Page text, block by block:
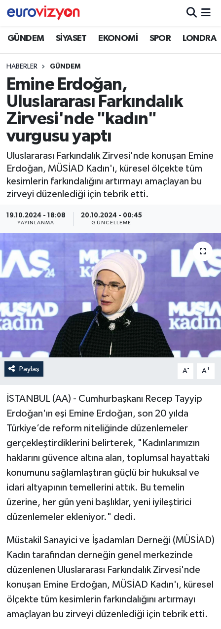
GÜNDEM SİYASET EKONOMİ SPOR LONDRA
HABERLER GÜNDEM
Emine Erdoğan,
Uluslararası Farkındalık
Zirvesi'nde "kadın"
vurgusu yaptı
Uluslararası Farkındalık Zirvesi'nde konuşan Emine
Erdoğan, MÜSİAD Kadın'ı, küresel ölçekte tüm
kesimlerin farkındalığını artırmayı amaçlayan bu
zirveyi düzenlediği için tebrik etti.
19.10.2024 - 18:08
YAYINLANMA
20.10.2024 - 00:45
GÜNCELLEME
Paylaş A- A+
İSTANBUL (AA) - Cumhurbaşkanı Recep Tayyip
Erdoğan'ın eşi Emine Erdoğan, son 20 yılda
Türkiye’de reform niteliğinde düzenlemeler
gerçekleştirdiklerini belirterek, "Kadınlarımızın
haklarını güvence altına alan, toplumsal hayattaki
konumunu sağlamlaştıran güçlü bir hukuksal ve
idari altyapının temellerini attık. Bu temelin
üzerine, her gün yeni başlıklar, yeni iyileştirici
düzenlemeler ekleniyor." dedi.
Müstakil Sanayici ve İşadamları Derneği (MÜSİAD)
Kadın tarafından derneğin genel merkezinde
düzenlenen Uluslararası Farkındalık Zirvesi'nde
konuşan Emine Erdoğan, MÜSİAD Kadın'ı, küresel
ölçekte tüm kesimlerin farkındalığını artırmayı
amaçlayan bu zirveyi düzenlediği için tebrik etti.